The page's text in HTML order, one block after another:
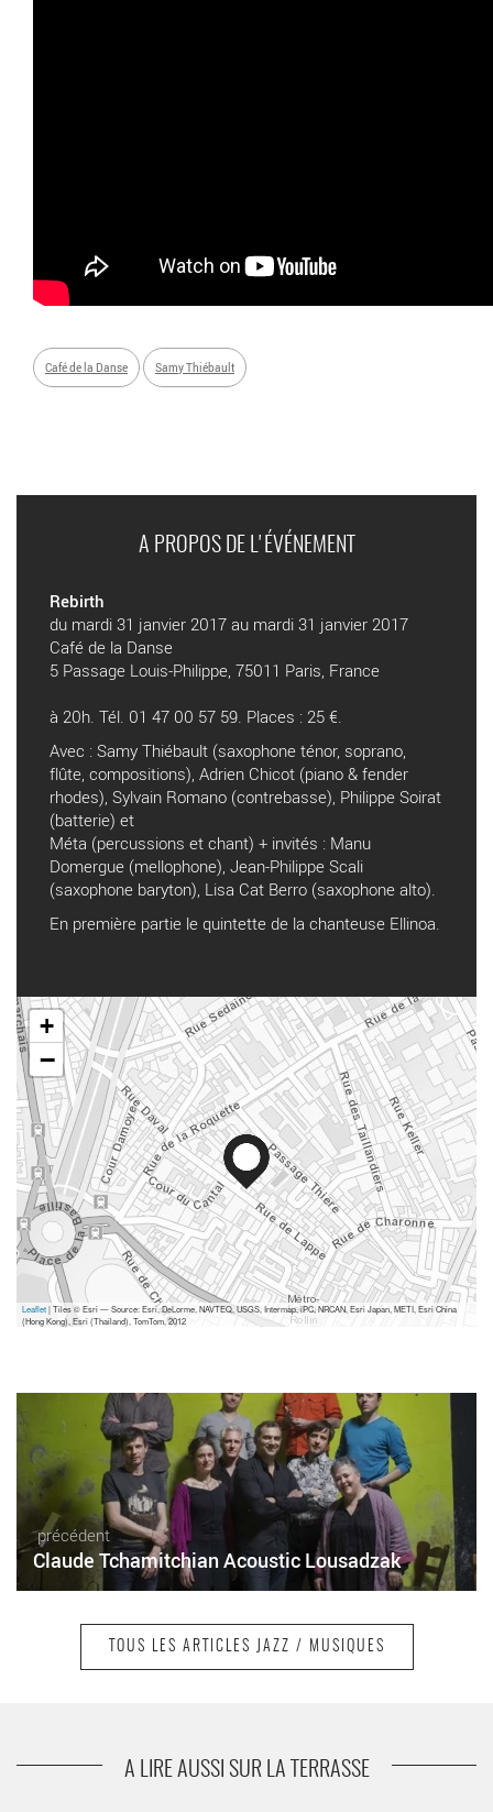
Café de la Danse Samy Thiébault
A PROPOS DE L'ÉVÉNEMENT
Rebirth
du mardi 31 janvier 2017 au mardi 31 janvier 2017
Café de la Danse
5 Passage Louis-Philippe, 75011 Paris, France
à 20h. Tél. 01 47 00 57 59. Places : 25 €.
Avec : Samy Thiébault (saxophone ténor, soprano,
flûte, compositions), Adrien Chicot (piano & fender
rhodes), Sylvain Romano (contrebasse), Philippe Soirat
(batterie) et
Méta (percussions et chant) + invités : Manu
Domergue (mellophone), Jean-Philippe Scali
(saxophone baryton), Lisa Cat Berro (saxophone alto).
En première partie le quintette de la chanteuse Ellinoa.
+
−
Leaflet| Tiles © Esri — Source: Esri, DeLorme, NAVTEQ, USGS, Intermap, iPC, NRCAN, Esri Japan, METI, Esri China
(Hong Kong), Esri (Thailand), TomTom, 2012
précédent
Claude Tchamitchian Acoustic Lousadzak
Pierre de Bethmann : Medium et Premium
TOUS LES ARTICLES JAZZ / MUSIQUES
A LIRE AUSSI SUR LA TERRASSE